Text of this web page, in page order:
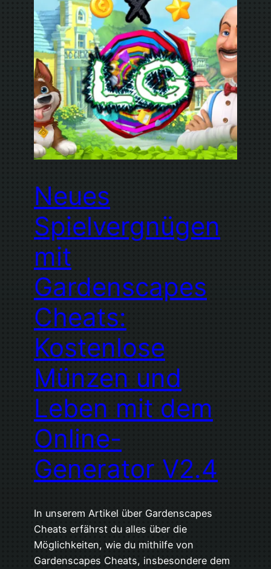
Neues
Spielvergnügen
mit
Gardenscapes
Cheats:
Kostenlose
Münzen und
Leben mit dem
Online-
Generator V2.4
In unserem Artikel über Gardenscapes
Cheats erfährst du alles über die
Möglichkeiten, wie du mithilfe von
Gardenscapes Cheats, insbesondere dem